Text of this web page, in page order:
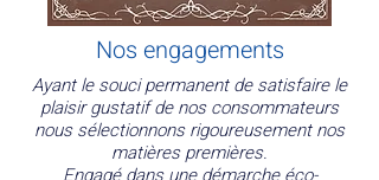
Nos engagements
Ayant le souci permanent de satisfaire le
plaisir gustatif de nos consommateurs
nous sélectionnons rigoureusement nos
matières premières.